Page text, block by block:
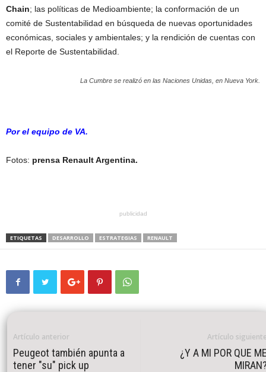
Chain; las políticas de Medioambiente; la conformación de un
comité de Sustentabilidad en búsqueda de nuevas oportunidades
económicas, sociales y ambientales; y la rendición de cuentas con
el Reporte de Sustentabilidad.
La Cumbre se realizó en las Naciones Unidas, en Nueva York.
Por el equipo de VA.
Fotos: prensa Renault Argentina.
publicidad
ETIQUETAS DESARROLLO ESTRATEGIAS RENAULT
Artículo anterior
Peugeot también apunta a
tener "su" pick up
Artículo
¿Y A MI POR QUE